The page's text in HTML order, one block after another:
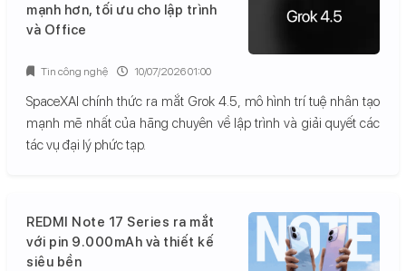
mạnh hơn, tối ưu cho lập trình
và Office
SpaceXAI chính thức ra mắt Grok 4.5, mô hình trí tuệ nhân tạo
mạnh mẽ nhất của hãng chuyên về lập trình và giải quyết các
tác vụ đại lý phức tạp.
Tin công nghệ 10/07/2026 01:00
REDMI Note 17 Series ra mắt
với pin 9.000mAh và thiết kế
siêu bền